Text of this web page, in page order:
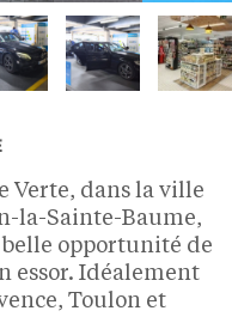
Verte, dans la ville
la-Sainte-Baume,
opportunité de
essor. Idéalement
Toulon et